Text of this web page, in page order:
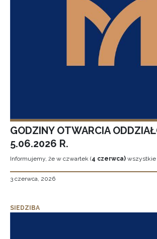
GODZINY OTWARCIA
5.06.2026 R.
Informujemy, że w czwartek (4 czerwca) wszystkie
3 czerwca, 2026
SIEDZIBA